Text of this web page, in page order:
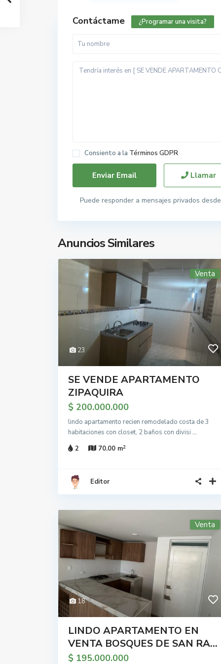
Contáctame ¿Programar una visita?
Consiento a la Términos GDPR
Llamar
Puede responder a mensajes privados
Anuncios Similares
23
Venta
SE VENDE APARTAMENTO
ZIPAQUIRA
$ 200.000.000
lindo apartamento recien remodelado costa de 3
habitaciones con closet, 2 baños con divisi ...
2
70.00 m2
Editor
18
Venta
LINDO APARTAMENTO EN
VENTA BOSQUES DE SAN RA...
$ 195.000.000